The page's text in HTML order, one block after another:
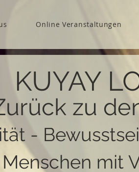
Online Veranstaltungen
KUYAY
zu
-
mit